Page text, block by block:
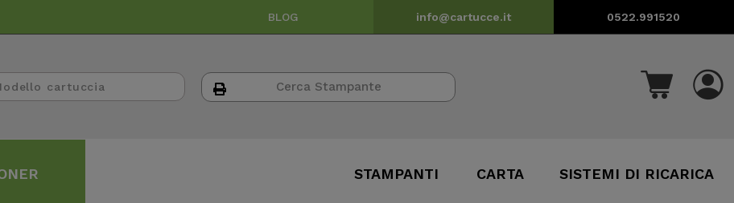
BLOG info@cartucce.it 0522.991520
STAMPANTI CARTA SISTEMI DI RICARICA